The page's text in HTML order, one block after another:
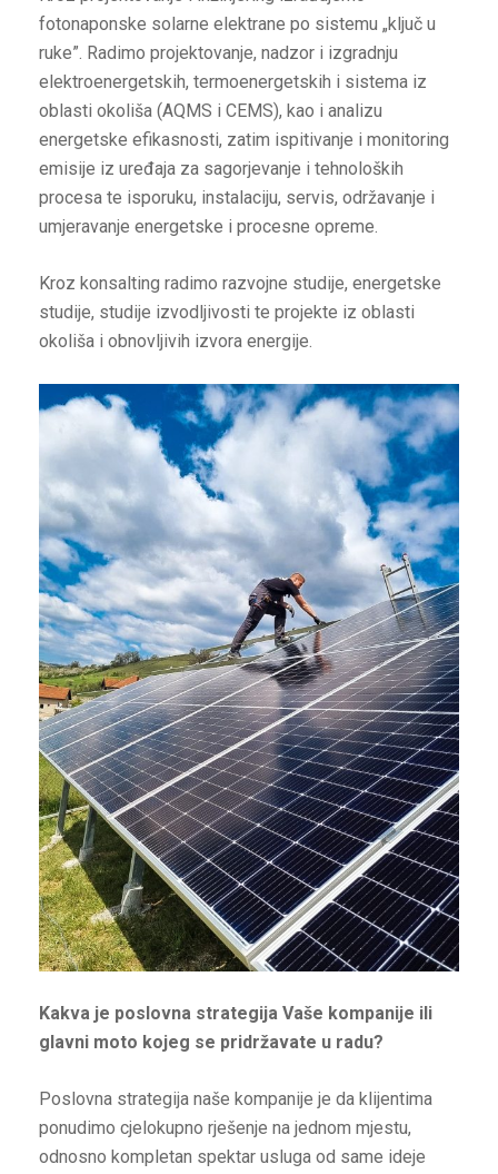
fotonaponske solarne elektrane po sistemu „ključ u
ruke”. Radimo projektovanje, nadzor i izgradnju
elektroenergetskih, termoenergetskih i sistema iz
oblasti okoliša (AQMS i CEMS), kao i analizu
energetske efikasnosti, zatim ispitivanje i monitoring
emisije iz uređaja za sagorjevanje i tehnoloških
procesa te isporuku, instalaciju, servis, održavanje i
umjeravanje energetske i procesne opreme.
Kroz konsalting radimo razvojne studije, energetske
studije, studije izvodljivosti te projekte iz oblasti
okoliša i obnovljivih izvora energije.
Kakva je poslovna strategija Vaše kompanije ili
glavni moto kojeg se pridržavate u radu?
Poslovna strategija naše kompanije je da klijentima
ponudimo cjelokupno rješenje na jednom mjestu,
odnosno kompletan spektar usluga od same ideje